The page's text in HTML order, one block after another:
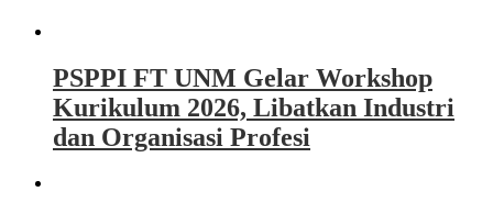
PSPPI FT UNM Gelar Workshop
Kurikulum 2026, Libatkan Industri
dan Organisasi Profesi